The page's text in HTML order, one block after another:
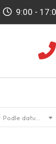
9:00 -